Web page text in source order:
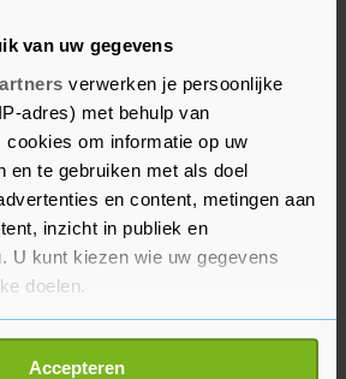
van uw gegevens
verwerken je persoonlijke
adres) met behulp van
cookies om informatie op uw
en te gebruiken met als doel
en content, metingen aan
inzicht in publiek en
U kunt kiezen wie uw gegevens
doelen.
we ook graag:
Accepteren